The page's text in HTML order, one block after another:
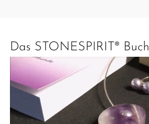
Das STONESPIRIT® Buch